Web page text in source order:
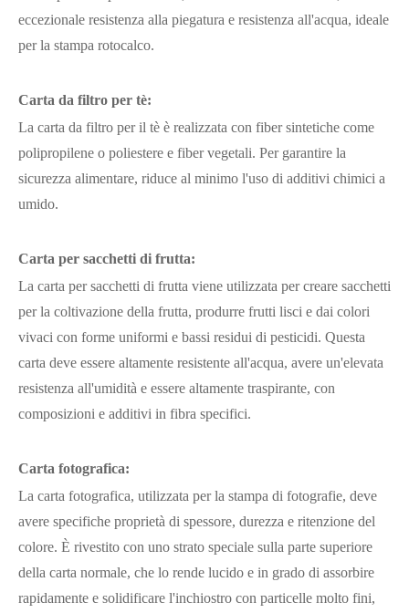
eccezionale resistenza alla piegatura e resistenza all'acqua, ideale
per la stampa rotocalco.
Carta da filtro per tè:
La carta da filtro per il tè è realizzata con fiber sintetiche come
polipropilene o poliestere e fiber vegetali. Per garantire la
sicurezza alimentare, riduce al minimo l'uso di additivi chimici a
umido.
Carta per sacchetti di frutta:
La carta per sacchetti di frutta viene utilizzata per creare sacchetti
per la coltivazione della frutta, produrre frutti lisci e dai colori
vivaci con forme uniformi e bassi residui di pesticidi. Questa
carta deve essere altamente resistente all'acqua, avere un'elevata
resistenza all'umidità e essere altamente traspirante, con
composizioni e additivi in fibra specifici.
Carta fotografica:
La carta fotografica, utilizzata per la stampa di fotografie, deve
avere specifiche proprietà di spessore, durezza e ritenzione del
colore. È rivestito con uno strato speciale sulla parte superiore
della carta normale, che lo rende lucido e in grado di assorbire
rapidamente e solidificare l'inchiostro con particelle molto fini,